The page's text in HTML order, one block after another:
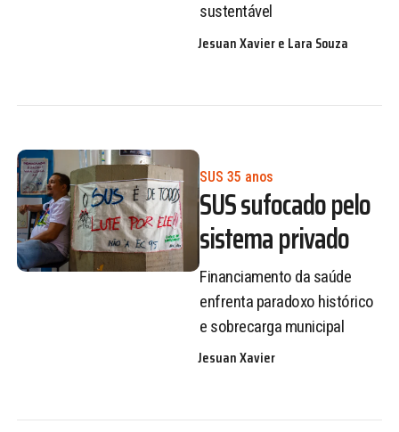
sustentável
Jesuan Xavier e Lara Souza
SUS 35 anos
SUS sufocado pelo
sistema privado
Financiamento da saúde
enfrenta paradoxo histórico
e sobrecarga municipal
Jesuan Xavier